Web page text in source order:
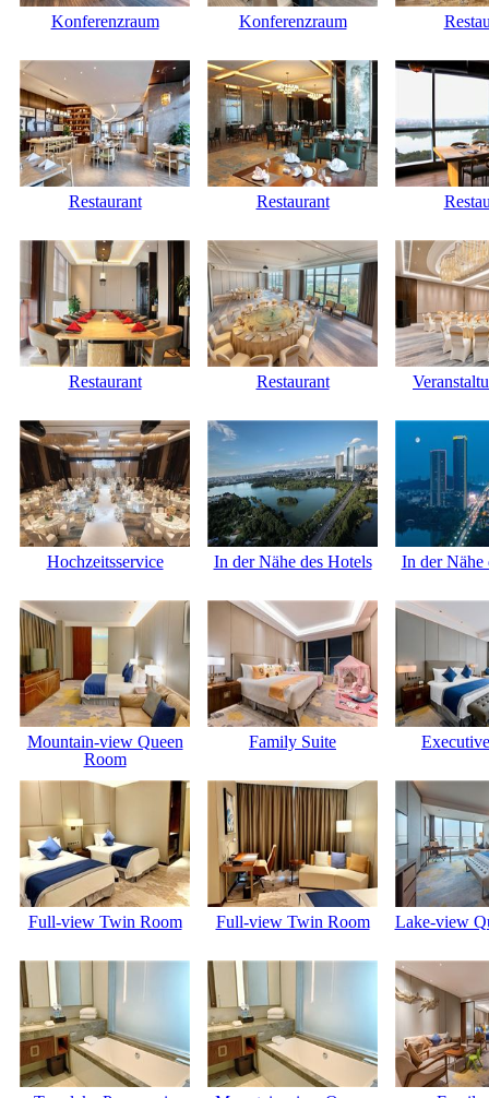
Konferenzraum Konferenzraum
Restaurant Restaurant
Restaurant Restaurant
Hochzeitsservice In der Nähe des Hotels In der Nähe
Mountain-view Queen
Room
Family Suite
Full-view Twin Room Full-view Twin Room Lake-view